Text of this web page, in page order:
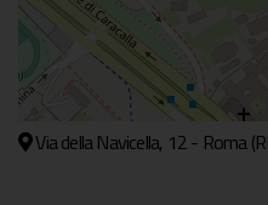
Via della Navicella, 12 - Roma